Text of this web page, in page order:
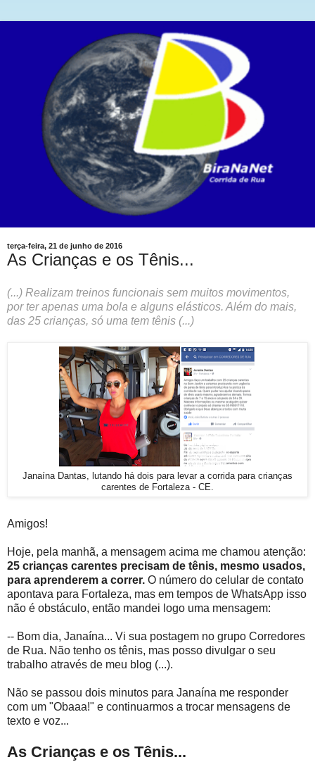
terça-feira, 21 de junho de 2016
As Crianças e os Tênis...
(...) Realizam treinos funcionais sem muitos movimentos,
por ter apenas uma bola e alguns elásticos. Além do mais,
das 25 crianças, só uma tem tênis (...)
Janaína Dantas, lutando há dois para levar a corrida para crianças
carentes de Fortaleza - CE.
Amigos!
Hoje, pela manhã, a mensagem acima me chamou atenção:
25 crianças carentes precisam de tênis, mesmo usados,
para aprenderem a correr. O número do celular de contato
apontava para Fortaleza, mas em tempos de WhatsApp isso
não é obstáculo, então mandei logo uma mensagem:
-- Bom dia, Janaína... Vi sua postagem no grupo Corredores
de Rua. Não tenho os tênis, mas posso divulgar o seu
trabalho através de meu blog (...).
Não se passou dois minutos para Janaína me responder
com um "Obaaa!" e continuarmos a trocar mensagens de
texto e voz...
As Crianças e os Tênis...